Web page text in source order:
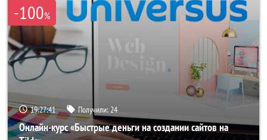
-100%
19:27:38 Получили:24
Онлайн-курс «Быстрые деньги на создании сайтов на